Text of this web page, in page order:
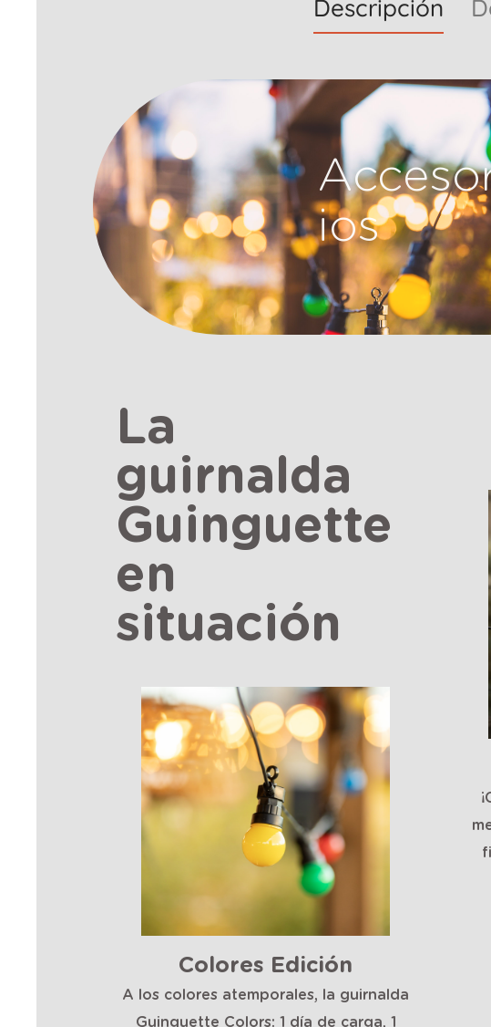
Descripción
ios
La
guirnalda
Guinguette
en
situación
Colores Edición
A los colores atemporales, la guirnalda
Guinguette Colors: 1 día de carga, 1